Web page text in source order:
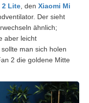
2 Lite , den Xiaomi Mi
Der sieht
ähnlich;
aber leicht
man sich holen
2 die goldene Mitte